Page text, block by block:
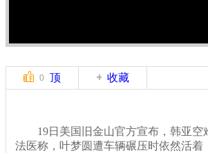
0 顶 收藏
19日美国旧金山官方宣布，韩亚空
法医称，叶梦圆遭车辆碾压时依然活